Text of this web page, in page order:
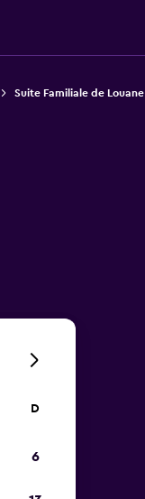
Suite Familiale de Louane
D
6